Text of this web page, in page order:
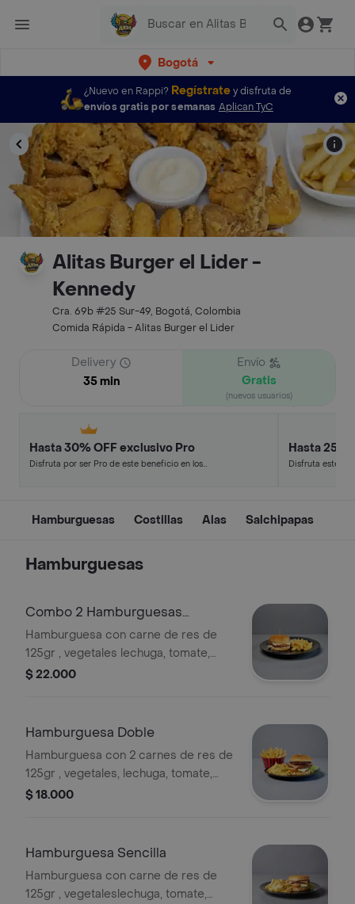
Bogotá
¿Nuevo en Rappi? Regístratey disfruta de
envíos gratis por semanas Aplican TyC
Alitas Burger el Lider -
Kennedy
Cra. 69b #25 Sur-49, Bogotá, Colombia
Comida Rápida - Alitas Burger el Lider
Delivery
35 min
Envío
Gratis
(nuevos usuarios)
Hasta 30% OFF exclusivo Pro
Disfruta por ser Pro de este beneficio en los
Hasta 25%
Disfruta este
Hamburguesas Costillas Alas Salchipapas
Hamburguesas
Combo 2 Hamburguesas
Sencillas
Hamburguesa con carne de res de
125gr , vegetales lechuga, tomate,
cebolla , jamon, queso, salsas, papa
postobon
$ 22.000
Hamburguesa Doble
Hamburguesa con 2 carnes de res de
125gr , vegetales, lechuga, tomate,
cebolla jamon, queso, salsas, papa
productos postobon
$ 18.000
Hamburguesa Sencilla
Hamburguesa con carne de res de
125gr , vegetaleslechuga, tomate,